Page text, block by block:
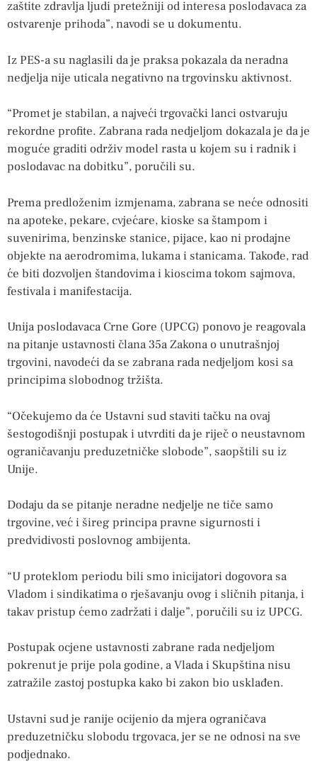
zaštite zdravlja ljudi pretežniji od interesa poslodavaca za
ostvarenje prihoda”, navodi se u dokumentu.
Iz PES-a su naglasili da je praksa pokazala da neradna
nedjelja nije uticala negativno na trgovinsku aktivnost.
“Promet je stabilan, a najveći trgovački lanci ostvaruju
rekordne profite. Zabrana rada nedjeljom dokazala je da je
moguće graditi održiv model rasta u kojem su i radnik i
poslodavac na dobitku”, poručili su.
Prema predloženim izmjenama, zabrana se neće odnositi
na apoteke, pekare, cvjećare, kioske sa štampom i
suvenirima, benzinske stanice, pijace, kao ni prodajne
objekte na aerodromima, lukama i stanicama. Takođe, rad
će biti dozvoljen štandovima i kioscima tokom sajmova,
festivala i manifestacija.
Unija poslodavaca Crne Gore (UPCG) ponovo je reagovala
na pitanje ustavnosti člana 35a Zakona o unutrašnjoj
trgovini, navodeći da se zabrana rada nedjeljom kosi sa
principima slobodnog tržišta.
“Očekujemo da će Ustavni sud staviti tačku na ovaj
šestogodišnji postupak i utvrditi da je riječ o neustavnom
ograničavanju preduzetničke slobode”, saopštili su iz
Unije.
Dodaju da se pitanje neradne nedjelje ne tiče samo
trgovine, već i šireg principa pravne sigurnosti i
predvidivosti poslovnog ambijenta.
“U proteklom periodu bili smo inicijatori dogovora sa
Vladom i sindikatima o rješavanju ovog i sličnih pitanja, i
takav pristup ćemo zadržati i dalje”, poručili su iz UPCG.
Postupak ocjene ustavnosti zabrane rada nedjeljom
pokrenut je prije pola godine, a Vlada i Skupština nisu
zatražile zastoj postupka kako bi zakon bio usklađen.
Ustavni sud je ranije ocijenio da mjera ograničava
preduzetničku slobodu trgovaca, jer se ne odnosi na sve
podjednako.